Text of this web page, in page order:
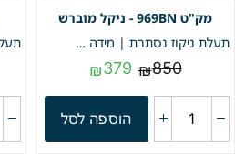
969BN - ניקל מוברש
תעלת ניקוז נסתרת | מידה 9/69 | דגם "LINEA" | ניקל מוברש | מק"ט 969BN
₪850
₪379
הוספה לסל